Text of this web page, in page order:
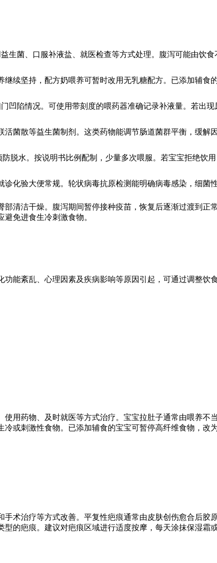
生菌、口服补液盐、就医检查等方式处理。腹泻可能由饮
续坚持，配方奶喂养可暂时改用无乳糖配方。已添加辅食
凹陷情况。可使用带刻度的喂药器准确记录补液量。若出
菌散等益生菌制剂。这类药物能调节肠道菌群平衡，缓解
脱水。按说明书比例配制，少量多次喂服。若宝宝拒绝饮
化验大便常规。轮状病毒抗原检测能明确病毒感染，细
清洁干燥。腹泻期间暂停接种疫苗，恢复后逐渐过渡到
免进食生冷刺激食物。
能紊乱、心理因素及疾病影响等原因引起，可通过调整
用药物、及时就医等方式治疗。宝宝拉肚子通常由喂养
或刺激性食物。已添加辅食的宝宝可暂停高纤维食物，
术治疗等方式改善。平复性疤痕通常由皮肤创伤愈合后
的疤痕。建议对疤痕区域进行适度按摩，每天涂抹保湿